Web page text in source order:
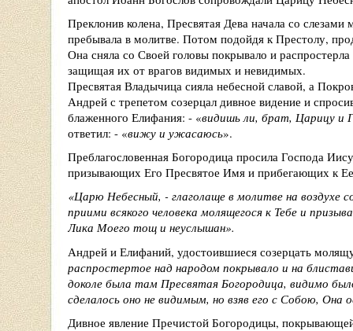
Преклонив колена, Пресвятая Дева начала со слезами
пребывала в молитве. Потом подойдя к Престолу,
Она сняла со Своей головы покрывало и
защищая их от врагов видимых и невидимых.
Пресвятая Владычица сияла небесной славой, а
Андрей с трепетом созерцал дивное видение и
блаженного Елифания: - «видишь ли, брат, Царицу и
ответил: - «вижу и ужасаюсь».
Преблагословенная Богородица просила Господа
призывающих Его Пресвятое Имя и прибегающих к
«Царю Небесный, - глаголаще в молитве на воздухе
приими всякого человека молящегося к Тебе и
Лика Моего тощ и неуслышан».
Андрей и Елифаний, удостоившиеся созерцать
распростертое над народом покрывало и на
доколе была там Пресвятая Богородица, видимо
сделалось оно не видимым, но взяв его с Собою,
Дивное явление Пречистой Богородицы,